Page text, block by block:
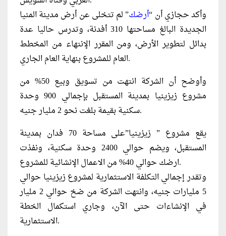
وأكد حجازي أن “أرضك” لم تتخلى عن أرض مدينة المنيا
الجديدة البالغ مساحتها 310 أفدنة، وتدرس حاليا عدة
بدائل لتطوير الأرض، ومن المقرر الإنتهاء من المخطط
العام للمشروع بنهاية العام الجاري.
وأوضح أن الشركة انتهت من تسويق وبيع 50% من
مشروع زيزينيا بمدينة المستقبل بإجمالي 900 وحدة
سكنية بقيمة بلغت نحو 2 مليار جنيه.
يقع مشروع ” زيزينيا”على مساحة 70 فدان بمدينة
المستقبل، ويضم حوالي 2400 وحدة سكنية، ونفذت
ارضك حوالي 40% من الاعمال الإنشائية للمشروع.
وتقدر إجمالي التكلفة الاستثمارية لمشروع زيزينيا حوالي
5 مليارات جنيه، وانتهت الشركة من ضخ حوالي 2 مليار
في الإنشاءات حتى الآن، وجاري استكمال الخطة
الاستثمارية.